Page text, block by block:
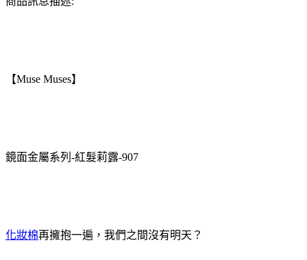
【Muse Muses】
鏡面金屬系列-紅髮莉露-907
化妝棉再擁抱一遍，我們之間沒有明天？